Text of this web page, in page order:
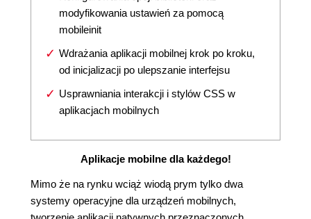
modyfikowania ustawień za pomocą
mobileinit
Wdrażania aplikacji mobilnej krok po kroku,
od inicjalizacji po ulepszanie interfejsu
Usprawniania interakcji i stylów CSS w
aplikacjach mobilnych
Aplikacje mobilne dla każdego!
Mimo że na rynku wciąż wiodą prym tylko dwa
systemy operacyjne dla urządzeń mobilnych,